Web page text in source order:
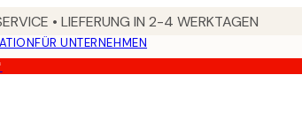
• LIEFERUNG IN 2-4 WERKTAGEN
FÜR UNTERNEHMEN